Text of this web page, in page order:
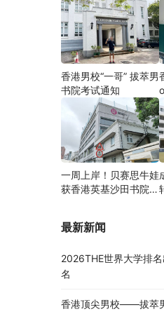
香港男校“一哥” 拔萃男
书院考试通知
一周上岸！贝赛思牛娃
获香港英基沙田书院录
最新新闻
2026THE世界大学排
名
香港顶尖男校——拔萃